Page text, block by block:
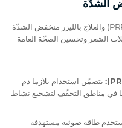
يُعدّ العلاج بالبلازما الغنية بالصفائح الدموية (PRP) والعلاج بالليزر منخفض الشدّة
الشعر وتحسين الصحّة العامة
يتضمّن استخدام بلازما دم
في مناطق التخفّف لتشجيع نشاط
طاقة ضوئية مستهدفة